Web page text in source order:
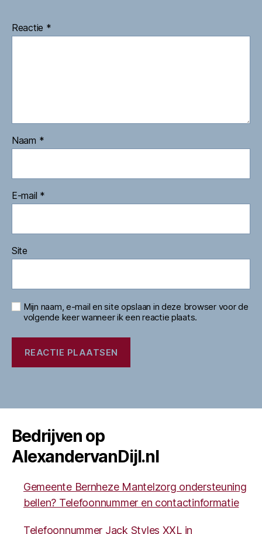
Reactie *
Naam *
E-mail *
Site
Mijn naam, e-mail en site opslaan in deze browser voor de
volgende keer wanneer ik een reactie plaats.
Bedrijven op
AlexandervanDijl.nl
Gemeente Bernheze Mantelzorg ondersteuning
bellen? Telefoonnummer en contactinformatie
Telefoonnummer Jack Styles XXL in